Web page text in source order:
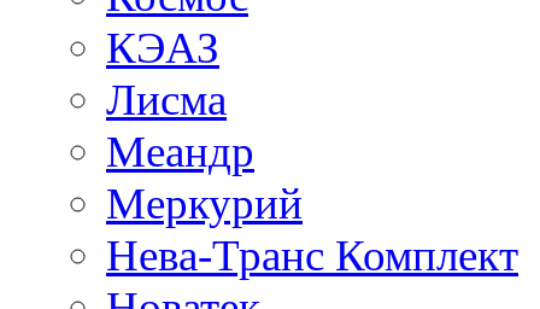
КЭАЗ
Лисма
Меандр
Меркурий
Нева-Транс Комплект